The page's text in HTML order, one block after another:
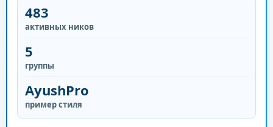
483
активных ников
5
группы
AyushPro
пример стиля